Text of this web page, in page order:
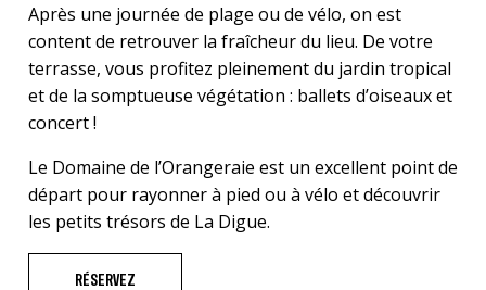
Après une journée de plage ou de vélo, on est
content de retrouver la fraîcheur du lieu. De votre
terrasse, vous profitez pleinement du jardin tropical
et de la somptueuse végétation : ballets d’oiseaux et
concert !
Le Domaine de l’Orangeraie est un excellent point de
départ pour rayonner à pied ou à vélo et découvrir
les petits trésors de La Digue.
RÉSERVEZ